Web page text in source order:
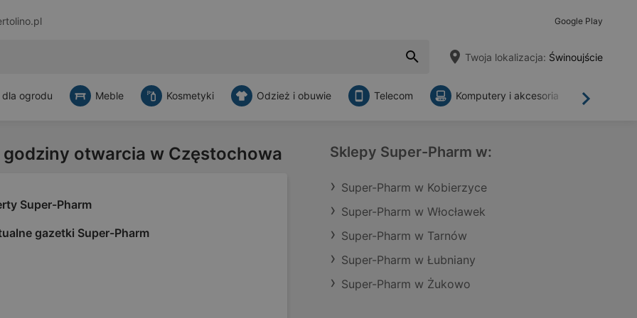
Google Play
Twoja lokalizacja: Świnoujście
Dalej
ogrodu Meble Kosmetyki Odzież i obuwie Telecom Komputery i akcesoria
otwarcia w Częstochowa
Super-Pharm
gazetki Super-Pharm
Sklepy Super-Pharm w:
Super-Pharm w Kobierzyce
Super-Pharm w Włocławek
Super-Pharm w Tarnów
Super-Pharm w Łubniany
Super-Pharm w Żukowo